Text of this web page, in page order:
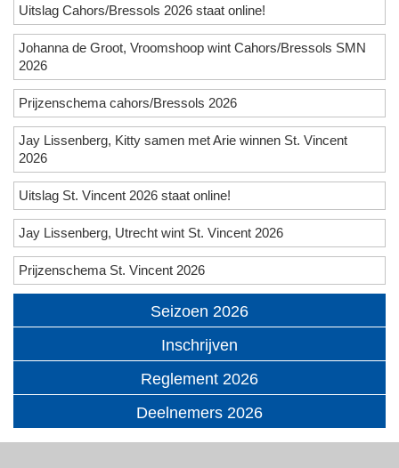
Uitslag Cahors/Bressols 2026 staat online!
Johanna de Groot, Vroomshoop wint Cahors/Bressols SMN
2026
Prijzenschema cahors/Bressols 2026
Jay Lissenberg, Kitty samen met Arie winnen St. Vincent
2026
Uitslag St. Vincent 2026 staat online!
Jay Lissenberg, Utrecht wint St. Vincent 2026
Prijzenschema St. Vincent 2026
Seizoen 2026
Inschrijven
Reglement 2026
Deelnemers 2026